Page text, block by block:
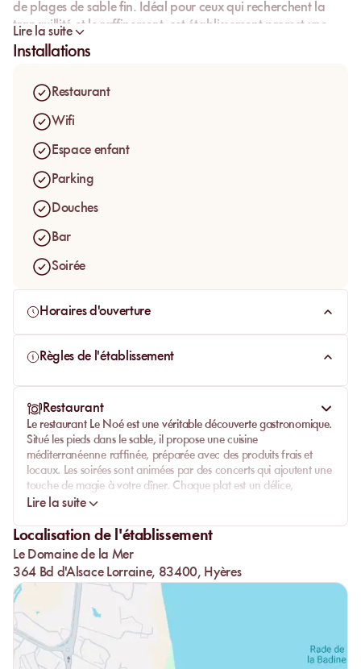
de plages de sable fin. Idéal pour ceux qui recherchent la
tranquillité et le raffinement, cet établissement promet une
expérience inoubliable sur la
Lire la suite
Installations
Restaurant
Wifi
Espace enfant
Parking
Douches
Bar
Soirée
Horaires d'ouverture
Règles de l'établissement
Restaurant
Le restaurant Le Noéest une véritable découverte gastronomique.
Situé les pieds dans le sable, il propose une cuisine
méditerranéenne raffinée, préparée avec des produits frais et
locaux. Les soirées sont animées par des concerts qui ajoutent une
touche de magie à votre dîner. Chaque plat est un délice,
savamment préparé et servi avec soin.
Commencez votre journée avec un petit déjeuner varié et
copieux, et laissez-vous tenter par les spécialités de la maison pour
le déjeuner ou le dîner. Les
attentionné rendent chaque repas inoubliable.
Lire la suite
Localisation de l'établissement
Le Domaine de la Mer
364 Bd d'Alsace Lorraine, 83400, Hyères